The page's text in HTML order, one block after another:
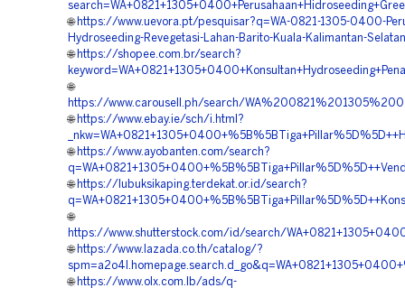
🌐 https://www.uevora.pt/pesquisar?q=WA-0821-1305-0400-
Hydroseeding-Revegetasi-Lahan-Barito-Kuala-Kalimantan-Selatan
🌐 https://shopee.com.br/search?
🌐
https://www.carousell.ph/search/
🌐 https://www.ebay.ie/sch/i.html?
🌐 https://www.ayobanten.com/search?
🌐 https://lubuksikaping.terdekat.or.id/search?
🌐
https://www.shutterstock.com/id/search/
🌐 https://www.lazada.co.th/catalog/?
🌐 https://www.olx.com.lb/ads/q-